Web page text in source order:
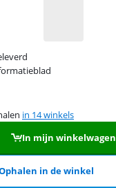
in 14 winkels
In mijn winkelwagen
in de winkel